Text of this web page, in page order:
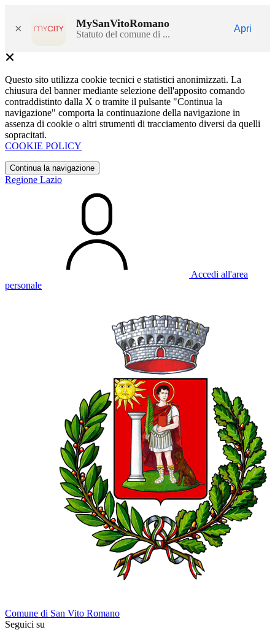
× MySanVitoRomano
Statuto del comune di ...
Apri
Questo sito utilizza cookie tecnici e statistici anonimizzati. La
chiusura del banner mediante selezione dell'apposito comando
contraddistinto dalla X o tramite il pulsante "Continua la
navigazione" comporta la continuazione della navigazione in
assenza di cookie o altri strumenti di tracciamento diversi da quelli
sopracitati.
COOKIE POLICY
Continua la navigazione
Regione Lazio
Accedi all'area
personale
Comune di San Vito Romano
Seguici su